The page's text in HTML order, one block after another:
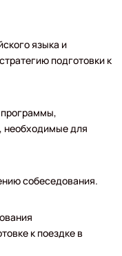
языка и
подготовки к
необходимые для
собеседования.
к поездке в